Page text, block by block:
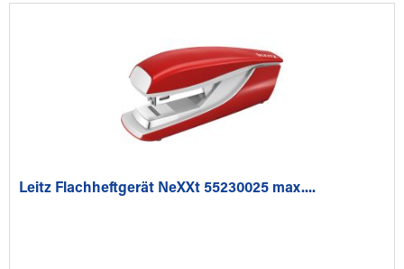
Leitz Flachheftgerät NeXXt 55230025 max....